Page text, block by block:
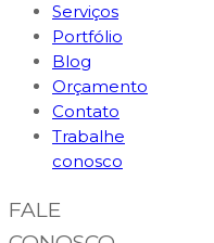
Serviços
Portfólio
Blog
Orçamento
Contato
Trabalhe
conosco
FALE